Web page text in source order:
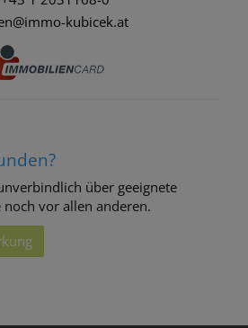
kubicek.at
über geeignete
vor allen anderen.